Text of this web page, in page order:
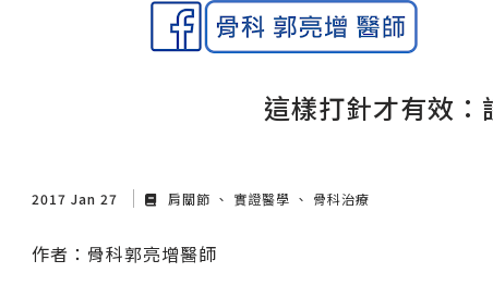
這樣打針才有效：
2017 Jan 27 肩關節 實證醫學 骨科治療
作者：骨科郭亮增醫師